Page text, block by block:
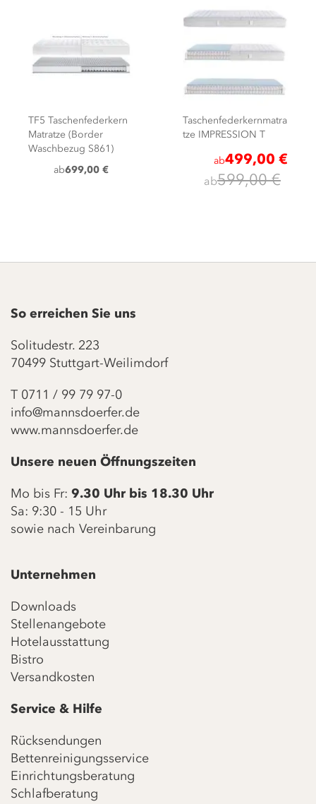
Taschenfederkernmatra
tze IMPRESSION T
499,00 €
599,00 €
TF5 Taschenfederkern
Matratze (Border
749,00 €
So erreichen Sie uns
Solitudestr. 223
70499 Stuttgart-Weilimdorf
T 0711 / 99 79 97-0
info@mannsdoerfer.de
www.mannsdoerfer.de
Unsere neuen Öffnungszeiten
Mo bis Fr: 9.30 Uhr bis 18.30 Uhr
Sa: 9:30 - 15 Uhr
sowie nach Vereinbarung
Unternehmen
Downloads
Stellenangebote
Hotelausstattung
Bistro
Versandkosten
Service & Hilfe
Rücksendungen
Bettenreinigungsservice
Einrichtungsberatung
Schlafberatung